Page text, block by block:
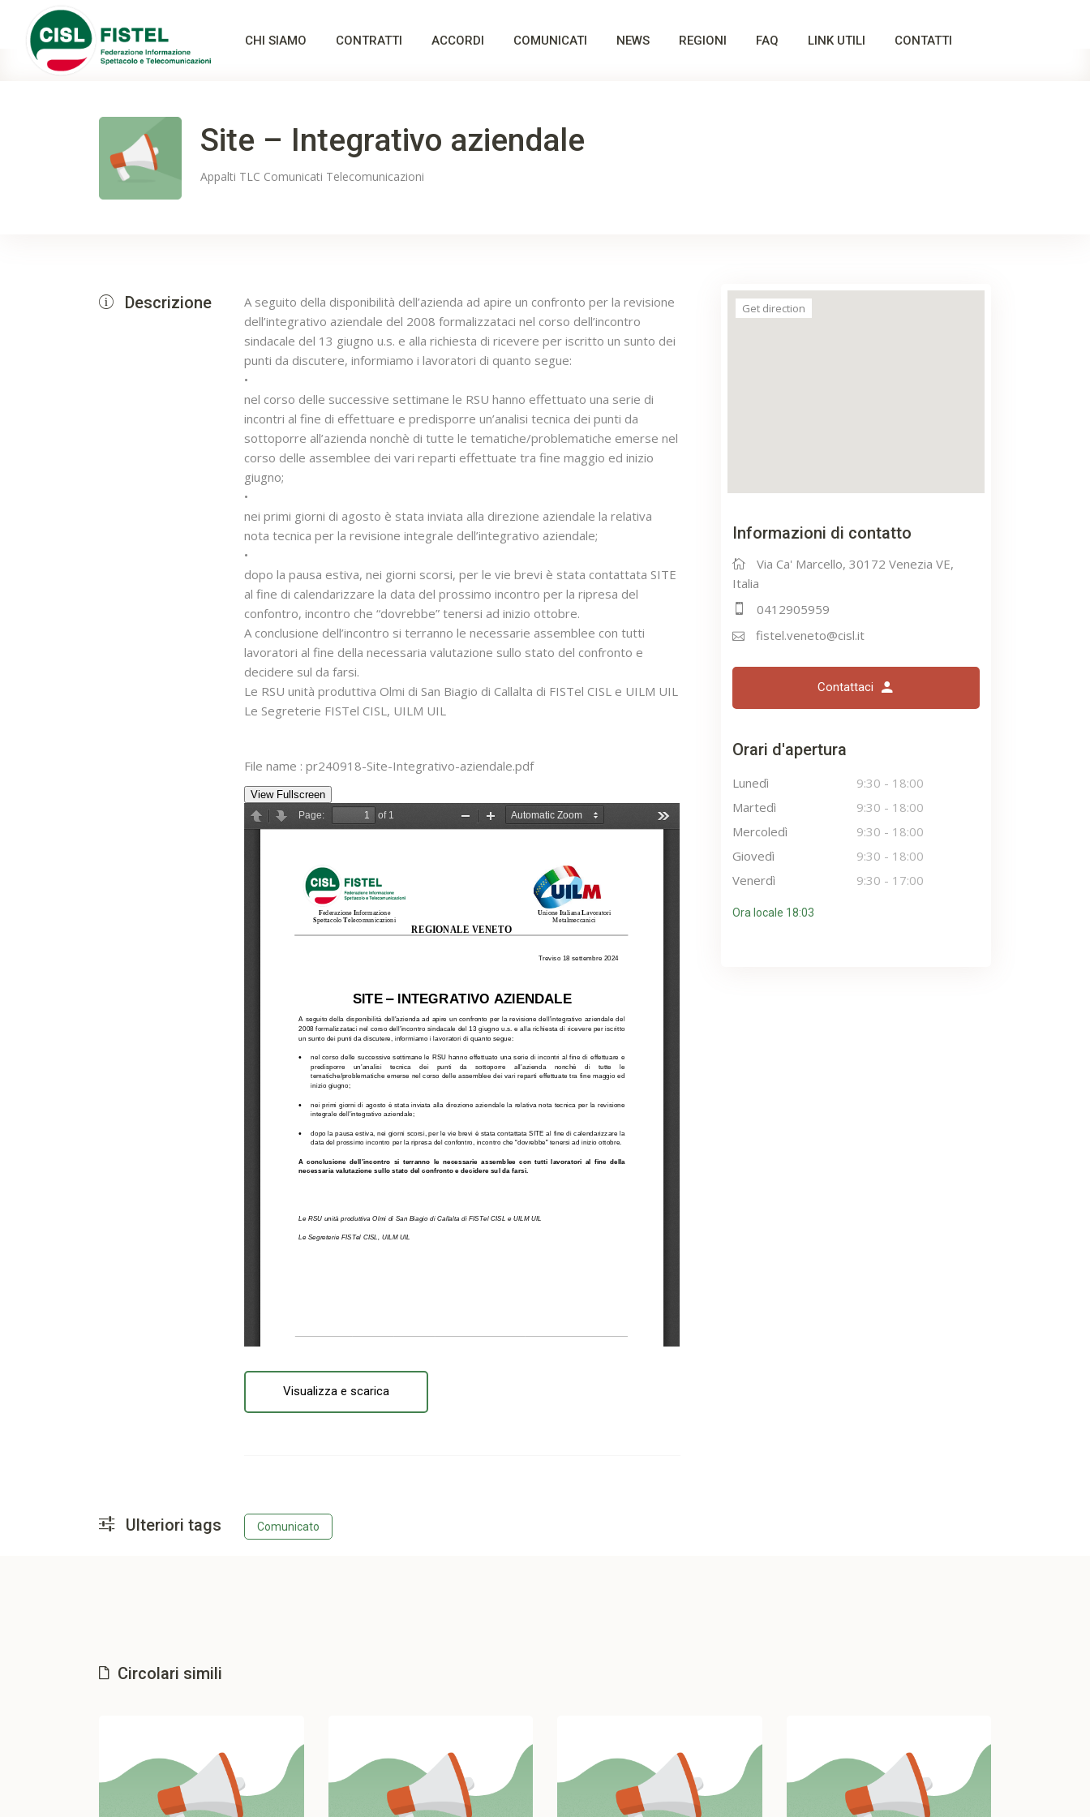
CHI SIAMO CONTRATTI ACCORDI COMUNICATI NEWS REGIONI FAQ LINK UTILI CONTATTI
Site – Integrativo aziendale
Appalti TLC Comunicati Telecomunicazioni
Descrizione
A seguito della disponibilità dell’azienda ad apire un confronto per la revisione
dell’integrativo aziendale del 2008 formalizzataci nel corso dell’incontro
sindacale del 13 giugno u.s. e alla richiesta di ricevere per iscritto un sunto dei
punti da discutere, informiamo i lavoratori di quanto segue:
•
nel corso delle successive settimane le RSU hanno effettuato una serie di
incontri al fine di effettuare e predisporre un’analisi tecnica dei punti da
sottoporre all’azienda nonchè di tutte le tematiche/problematiche emerse nel
corso delle assemblee dei vari reparti effettuate tra fine maggio ed inizio
giugno;
•
nei primi giorni di agosto è stata inviata alla direzione aziendale la relativa
nota tecnica per la revisione integrale dell’integrativo aziendale;
•
dopo la pausa estiva, nei giorni scorsi, per le vie brevi è stata contattata SITE
al fine di calendarizzare la data del prossimo incontro per la ripresa del
confontro, incontro che “dovrebbe” tenersi ad inizio ottobre.
A conclusione dell’incontro si terranno le necessarie assemblee con tutti
lavoratori al fine della necessaria valutazione sullo stato del confronto e
decidere sul da farsi.
Le RSU unità produttiva Olmi di San Biagio di Callalta di FISTel CISL e UILM UIL
Le Segreterie FISTel CISL, UILM UIL
File name : pr240918-Site-Integrativo-aziendale.pdf
View Fullscreen
Visualizza e scarica
Ulteriori tags Comunicato
Get direction
Informazioni di contatto
Via Ca' Marcello, 30172 Venezia VE,
Italia
0412905959
fistel.veneto@cisl.it
Contattaci
Orari d'apertura
Lunedì 9:30 - 18:00
Martedì
9:30 - 18:00
Mercoledì
9:30 - 18:00
Giovedì
9:30 - 18:00
Venerdì
9:30 - 17:00
Ora locale 18:03
Circolari simili